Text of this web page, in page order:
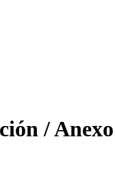
/ Anexo